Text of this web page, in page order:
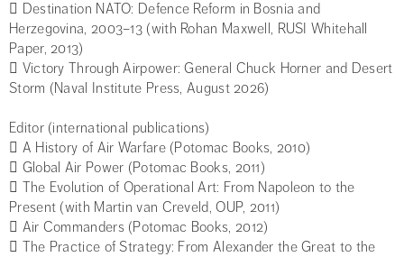
 Destination NATO: Defence Reform in Bosnia and
Herzegovina, 2003–13 (with Rohan Maxwell, RUSI Whitehall
Paper, 2013)
 Victory Through Airpower: General Chuck Horner and Desert
Storm (Naval Institute Press, August 2026)
Editor (international publications)
 A History of Air Warfare (Potomac Books, 2010)
 Global Air Power (Potomac Books, 2011)
 The Evolution of Operational Art: From Napoleon to the
Present (with Martin van Creveld, OUP, 2011)
 Air Commanders (Potomac Books, 2012)
 The Practice of Strategy: From Alexander the Great to the